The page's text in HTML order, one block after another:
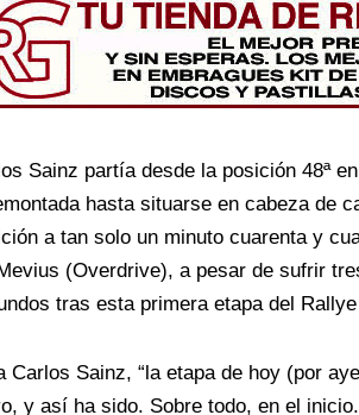
Sainz partía desde la posición 48ª
hasta situarse en cabeza de
a tan solo un minuto cuarenta y
(Overdrive), a pesar de sufrir
tras esta primera etapa del
Carlos Sainz, “la etapa de hoy (por
y así ha sido. Sobre todo, en el